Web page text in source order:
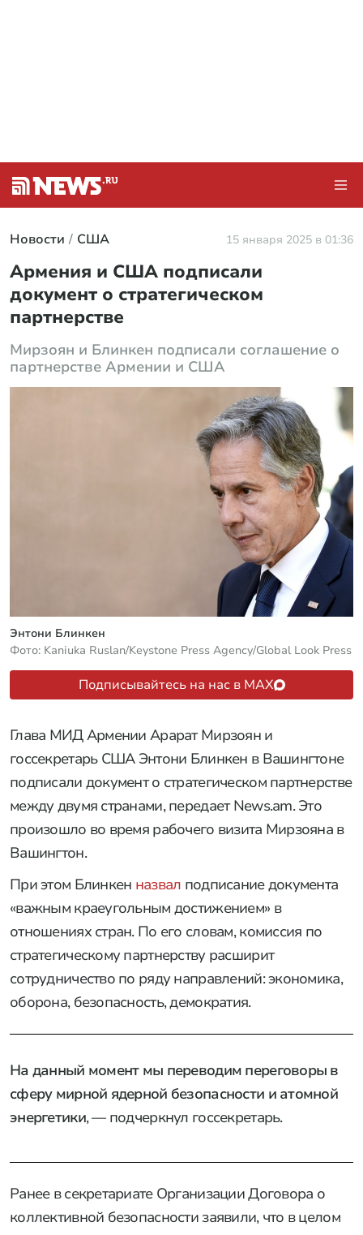
Новости США 15 января 2025 в 01:36
Армения и США подписали
документ о стратегическом
партнерстве
Мирзоян и Блинкен подписали соглашение о
партнерстве Армении и США
Энтони Блинкен
Фото: Kaniuka Ruslan/Keystone Press Agency/Global Look Press
Подписывайтесь на нас в MAX
Глава МИД Армении Арарат Мирзоян и
госсекретарь США Энтони Блинкен в Вашингтоне
подписали документ о стратегическом партнерстве
между двумя странами, передает News.am. Это
произошло во время рабочего визита Мирзояна в
Вашингтон.
При этом Блинкен назвал подписание документа
«важным краеугольным достижением» в
отношениях стран. По его словам, комиссия по
стратегическому партнерству расширит
сотрудничество по ряду направлений: экономика,
оборона, безопасность, демократия.
На данный момент мы переводим переговоры в
сферу мирной ядерной безопасности и атомной
энергетики, — подчеркнул госсекретарь.
Ранее в секретариате Организации Договора о
коллективной безопасности заявили, что в целом